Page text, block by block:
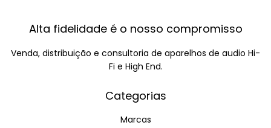
Alta fidelidade é o nosso compromisso
Venda, distribuição e consultoria de aparelhos de audio Hi-
Fi e High End.
Categorias
Marcas